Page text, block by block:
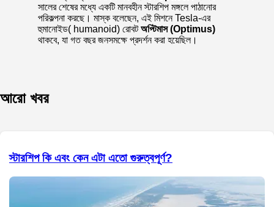
সালের শেষের মধ্যে একটি মানবহীন স্টারশিপ মঙ্গলে পাঠানোর
পরিকল্পনা করছে। মাস্ক বলেছেন, এই মিশনে Tesla-এর
হুমানোইড( humanoid) রোবটঅপ্টিমাস (Optimus)
থাকবে, যা গত বছর জনসমক্ষে প্রদর্শন করা হয়েছিল।
আরো খবর
স্টারশিপ কি এবং কেন এটা এতো গুরুত্বপূর্ণ?